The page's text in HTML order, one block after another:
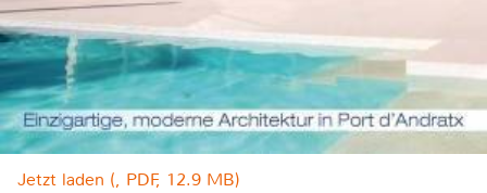
Jetzt laden (, PDF, 12.9 MB)